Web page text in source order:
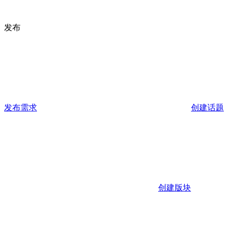
发布
发布需求 创建话题
创建版块